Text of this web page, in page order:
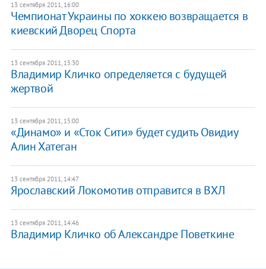
13 сентября 2011, 16:00
Чемпионат Украины по хоккею возвращается в
киевский Дворец Спорта
13 сентября 2011, 15:30
Владимир Кличко определяется с будущей
жертвой
13 сентября 2011, 15:00
«Динамо» и «Сток Сити» будет судить Овидиу
Алин Хатеган
13 сентября 2011, 14:47
Ярославский Локомотив отправится в ВХЛ
13 сентября 2011, 14:46
Владимир Кличко об Александре Поветкине